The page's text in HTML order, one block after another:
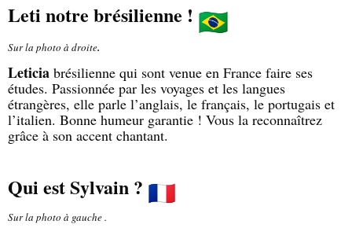
Leti notre brésilienne !
Sur la photo à droite.
Leticia brésilienne qui sont venue en France faire ses
études. Passionnée par les voyages et les langues
étrangères, elle parle l’anglais, le français, le portugais et
l’italien. Bonne humeur garantie ! Vous la reconnaîtrez
grâce à son accent chantant.
Qui est Sylvain ?
Sur la photo à gauche .